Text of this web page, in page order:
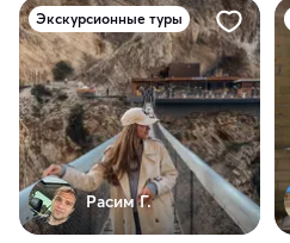
Экскурсионные туры
Расим Г.